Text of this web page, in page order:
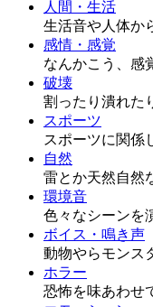
人間・生活
生活音や人体か
感情・感覚
なんかこう、感
破壊
割ったり潰れた
スポーツ
スポーツに関係
自然
雷とか天然自然
環境音
色々なシーンを
ボイス・鳴き声
動物やらモンス
ホラー
恐怖を味あわせ